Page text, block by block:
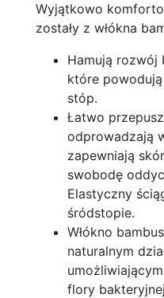
Wyjątkowo
zostały z włókna
Hamują rozwój
które
stóp.
Łatwo
odprowadzają
zapewniają
swobodę
Elastyczny
śródstopie.
Włókno
naturalnym
flory